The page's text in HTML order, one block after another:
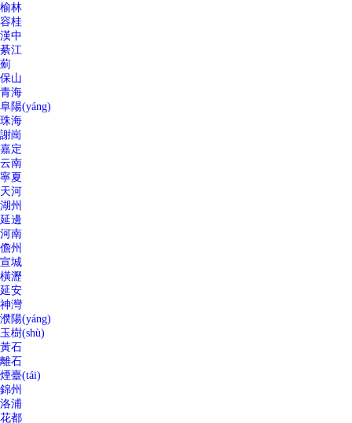
榆林
容桂
漢中
綦江
薊
保山
青海
阜陽(yáng)
珠海
謝崗
嘉定
云南
寧夏
天河
湖州
延邊
河南
儋州
宣城
橫瀝
延安
神灣
濮陽(yáng)
玉樹(shù)
黃石
離石
煙臺(tái)
錦州
洛浦
花都